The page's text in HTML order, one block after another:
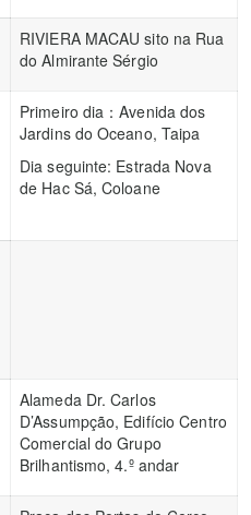
RIVIERA MACAU sito na Rua
do Almirante Sérgio
Primeiro dia：Avenida dos
Jardins do Oceano, Taipa
Dia seguinte: Estrada Nova
de Hac Sá, Coloane
Alameda Dr. Carlos
D’Assumpção, Edifício Centro
Comercial do Grupo
Brilhantismo, 4.º andar